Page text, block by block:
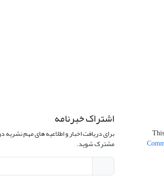
اشتراک خبرنامه
برای دریافت اخبار و اطلاعیه های مهم نشریه
مشترک شوید.